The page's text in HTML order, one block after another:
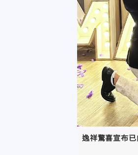
逸祥驚喜宣布